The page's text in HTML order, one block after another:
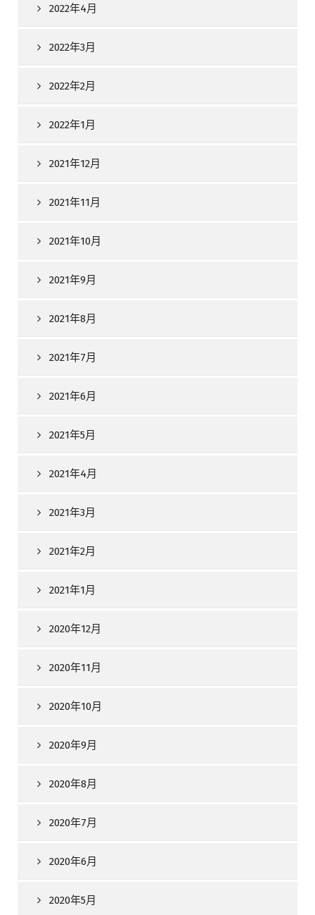
2022年4月
2022年3月
2022年2月
2022年1月
2021年12月
2021年11月
2021年10月
2021年9月
2021年8月
2021年7月
2021年6月
2021年5月
2021年4月
2021年3月
2021年2月
2021年1月
2020年12月
2020年11月
2020年10月
2020年9月
2020年8月
2020年7月
2020年6月
2020年5月